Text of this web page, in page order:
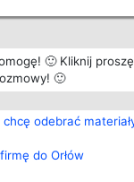
🙂 Kliknij
🙂
odebrać
do Orłów
Plebiscyt
Laureaci
wszystkich
Laureatów